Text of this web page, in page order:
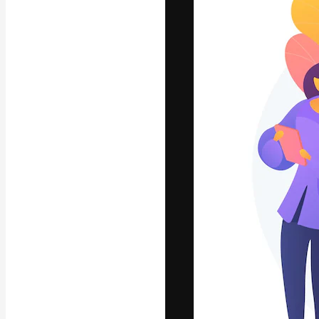
La
migliori lavori.
creativi,
Italiano
Copyright © 2010-